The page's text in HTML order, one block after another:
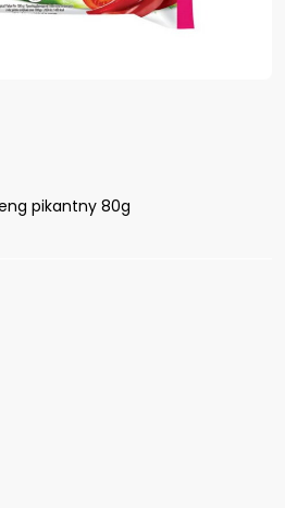
pikantny 80g